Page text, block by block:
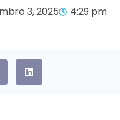
3, 2025
4:29 pm